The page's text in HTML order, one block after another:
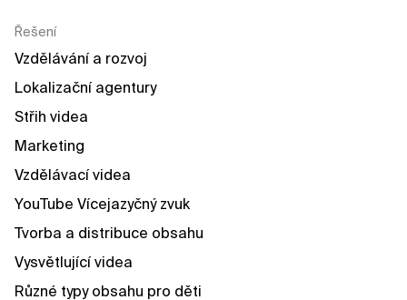
Řešení
Vzdělávání a rozvoj
Lokalizační agentury
Střih videa
Marketing
Vzdělávací videa
YouTube Vícejazyčný zvuk
Tvorba a distribuce obsahu
Vysvětlující videa
Různé typy obsahu pro děti